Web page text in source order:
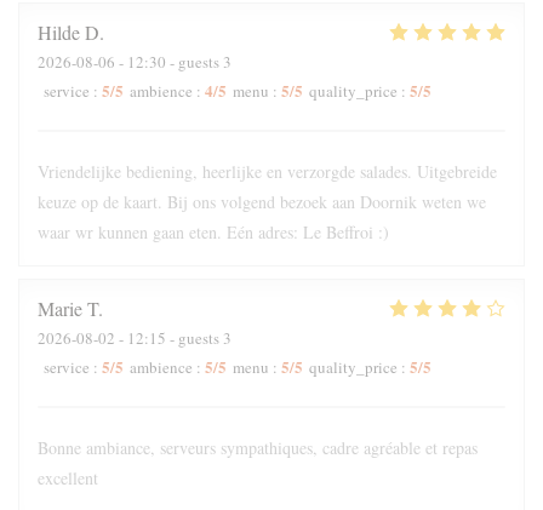
HildeD
2026-08-06 - 12:30 - guests 3
service : 5/5 ambience : 4/5 menu : 5/5 quality_price : 5/5
Vriendelijke bediening, heerlijke en verzorgde salades. Uitgebreide
keuze op de kaart. Bij ons volgend bezoek aan Doornik weten we
waar wr kunnen gaan eten. Eén adres: Le Beffroi :)
MarieT
2026-08-02 - 12:15 - guests 3
service : 5/5 ambience : 5/5 menu : 5/5 quality_price : 5/5
Bonne ambiance, serveurs sympathiques, cadre agréable et repas
excellent